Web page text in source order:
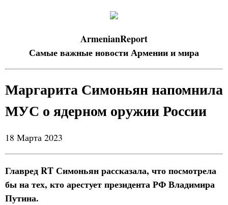
ArmenianReport
Самые важные новости Армении и мира
Маргарита Симоньян напомнила
МУС о ядерном оружии России
18 Марта 2023
Главред RT Симоньян рассказала, что посмотрела
бы на тех, кто арестует президента РФ Владимира
Путина.